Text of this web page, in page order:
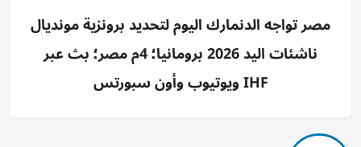
مصر تواجه الدنمارك اليوم لتحديد برونزية مونديال
ناشئات اليد 2026 برومانيا؛ 4م مصر؛ بث عبر
IHF ويوتيوب وأون سبورتس